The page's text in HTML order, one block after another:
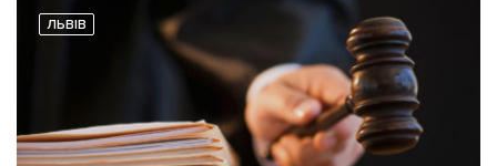
ЛЬВІВ